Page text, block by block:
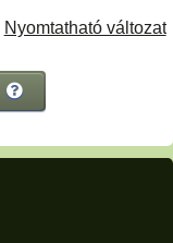
Nyomtatható változat